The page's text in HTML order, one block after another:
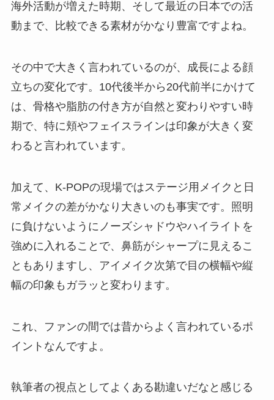
海外活動が増えた時期、そして最近の日本での活
動まで、比較できる素材がかなり豊富ですよね。
その中で大きく言われているのが、成長による顔
立ちの変化です。10代後半から20代前半にかけて
は、骨格や脂肪の付き方が自然と変わりやすい時
期で、特に頬やフェイスラインは印象が大きく変
わると言われています。
加えて、K-POPの現場ではステージ用メイクと日
常メイクの差がかなり大きいのも事実です。照明
に負けないようにノーズシャドウやハイライトを
強めに入れることで、鼻筋がシャープに見えるこ
ともありますし、アイメイク次第で目の横幅や縦
幅の印象もガラッと変わります。
これ、ファンの間では昔からよく言われているポ
イントなんですよ。
執筆者の視点としてよくある勘違いだなと感じる